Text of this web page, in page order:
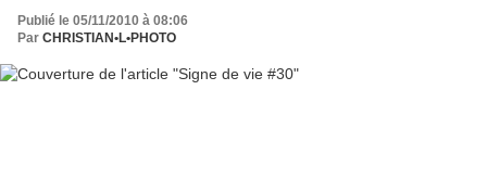
Publié le 05/11/2010 à 08:06
Par CHRISTIAN•L•PHOTO